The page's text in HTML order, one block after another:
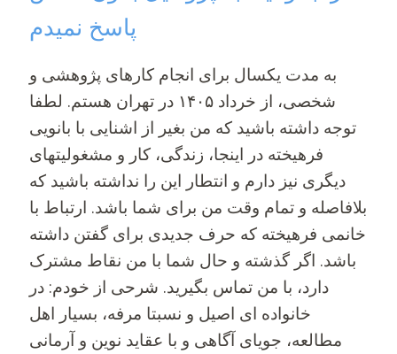
پاسخ نمیدم
به مدت یکسال برای انجام کارهای پژوهشی و
شخصی، از خرداد ۱۴۰۵ در تهران هستم. لطفا
توجه داشته باشید که من بغیر از اشنایی با بانویی
فرهیخته در اینجا، زندگی، کار و مشغولیتهای
دیگری نیز دارم و انتطار این را نداشته باشید که
بلافاصله و تمام وقت من برای شما باشد. ارتباط با
خانمی فرهیخته که حرف جدیدی برای گفتن داشته
باشد. اگر گذشته و حال شما با من نقاط مشترک
دارد، با من تماس بگیرید. شرحی از خودم: در
خانواده ای اصیل و نسبتا مرفه، بسیار اهل
مطالعه، جویای آگاهی و با عقاید نوین و آرمانی